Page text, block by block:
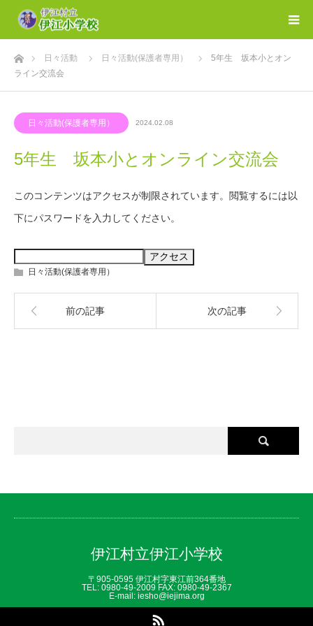
ホーム日々活動 日々活動(保護者専用）
5年生 坂本小とオン
ライン交流会
日々活動(保護者専用） 2024.02.08
5年生 坂本小とオンライン交流会
このコンテンツはアクセスが制限されています。閲覧するには以
下にパスワードを入力してください。
日々活動(保護者専用）
前の記事 次の記事
伊江村立伊江小学校
〒905-0595 伊江村字東江前364番地
TEL: 0980‐49‐2009 FAX: 0980‐49‐2367
E-mail: iesho@iejima.org